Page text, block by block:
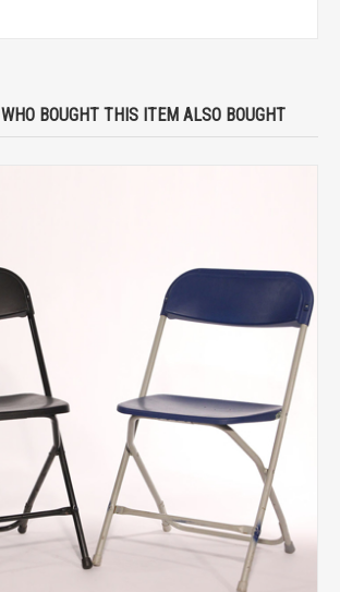
BOUGHT THIS ITEM ALSO BOUGHT